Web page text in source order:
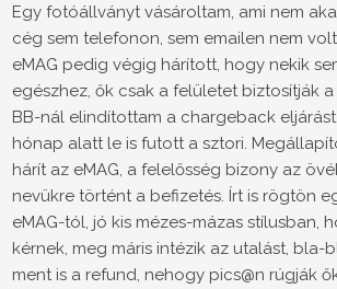
Egy fotóállványt vásároltam, ami nem
cég sem telefonon, sem emailen nem
eMAG pedig végig hárított, hogy nekik
egészhez, ők csak a felületet biztosítják
BB-nál elindítottam a chargeback
hónap alatt le is futott a sztori.
hárít az eMAG, a felelősség bizony az
nevükre történt a befizetés. Írt is rögtön
eMAG-tól, jó kis mézes-mázas stílusban,
kérnek, meg máris intézik az utalást, bla-
ment is a refund, nehogy pics@n rúgják